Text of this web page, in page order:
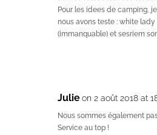
Pour les idees de camping,
nous avons teste : white
(immanquable) et sesriem
Julie on 2 août 2018 at
Nous sommes également
Service au top !